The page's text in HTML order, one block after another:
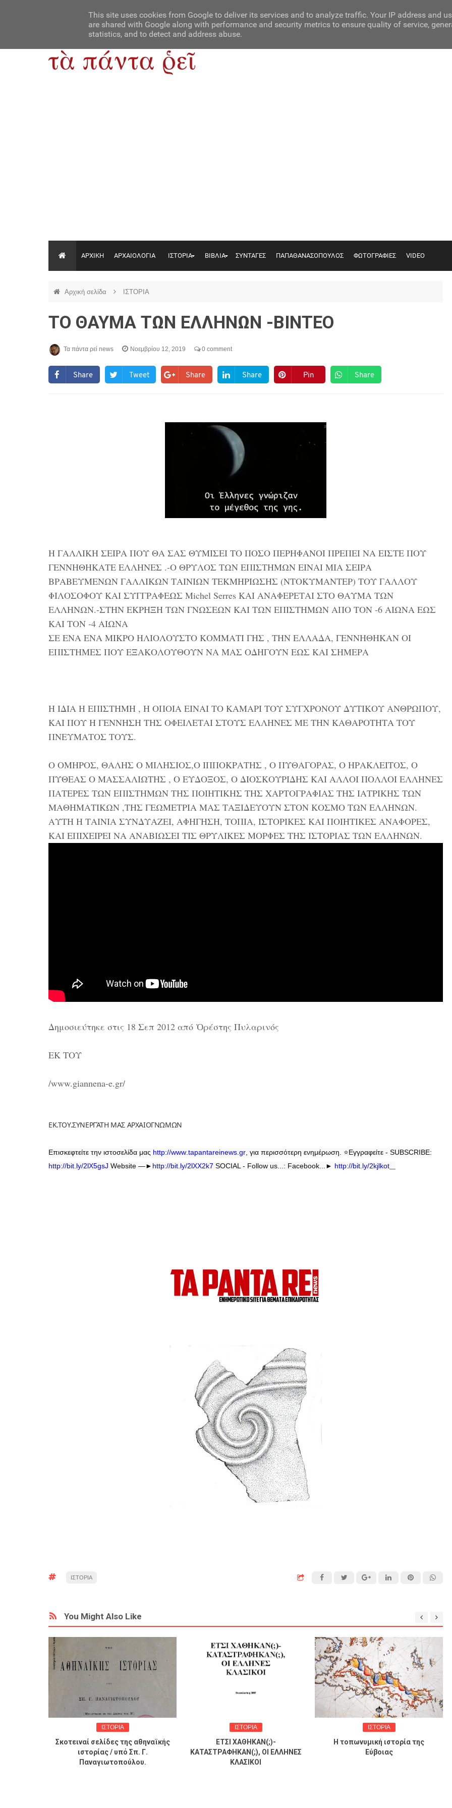
Contact Us About Us
ΑΡΧΙΚΗ ΑΡΧΑΙΟΛΟΓΙΑ ΙΣΤΟΡΙΑ ΒΙΒΛΙΑ ΣΥΝΤΑΓΕΣ ΠΑΠΑΘΑΝΑΣΟΠΟΥΛΟΣ ΦΩΤΟΓΡΑΦΙΕΣ VIDEO
Αρχική σελίδα ΙΣΤΟΡΙΑ
ΤΟ ΘΑΥΜΑ ΤΩΝ ΕΛΛΗΝΩΝ -ΒΙΝΤΕΟ
Τα πάντα ρεί news Νοεμβρίου 12, 2019 0 comment
Share Tweet Share Share Pin Share
Η ΓΑΛΛΙΚΗ ΣΕΙΡΑ ΠΟΥ ΘΑ ΣΑΣ ΘΥΜΙΣΕΙ ΤΟ ΠΟΣΟ ΠΕΡΗΦΑΝΟΙ ΠΡΕΠΕΙ ΝΑ ΕΙΣΤΕ ΠΟΥ
ΓΕΝΝΗΘΗΚΑΤΕ ΕΛΛΗΝΕΣ .-Ο ΘΡΥΛΟΣ ΤΩΝ ΕΠΙΣΤΗΜΩΝ ΕΙΝΑΙ ΜΙΑ ΣΕΙΡΑ
ΒΡΑΒΕΥΜΕΝΩΝ ΓΑΛΛΙΚΩΝ ΤΑΙΝΙΩΝ ΤΕΚΜΗΡΙΩΣΗΣ (ΝΤΟΚΥΜΑΝΤΕΡ) ΤΟΥ ΓΑΛΛΟΥ
ΦΙΛΟΣΟΦΟΥ ΚΑΙ ΣΥΓΓΡΑΦΕΩΣ Michel Serres ΚΑΙ ΑΝΑΦΕΡΕΤΑΙ ΣΤΟ ΘΑΥΜΑ ΤΩΝ
ΕΛΛΗΝΩΝ.-ΣΤΗΝ ΕΚΡΗΞΗ ΤΩΝ ΓΝΩΣΕΩΝ ΚΑΙ ΤΩΝ ΕΠΙΣΤΗΜΩΝ ΑΠΟ ΤΟΝ -6 ΑΙΩΝΑ ΕΩΣ
ΚΑΙ ΤΟΝ -4 ΑΙΩΝΑ
ΣΕ ΕΝΑ ΕΝΑ ΜΙΚΡΟ ΗΛΙΟΛΟΥΣΤΟ ΚΟΜΜΑΤΙ ΓΗΣ , ΤΗΝ ΕΛΛΑΔΑ, ΓΕΝΝΗΘΗΚΑΝ ΟΙ
ΕΠΙΣΤΗΜΕΣ ΠΟΥ ΕΞΑΚΟΛΟΥΘΟΥΝ ΝΑ ΜΑΣ ΟΔΗΓΟΥΝ ΕΩΣ ΚΑΙ ΣΗΜΕΡΑ
Η ΙΔΙΑ Η ΕΠΙΣΤΗΜΗ , Η ΟΠΟΙΑ ΕΙΝΑΙ ΤΟ ΚΑΜΑΡΙ ΤΟΥ ΣΥΓΧΡΟΝΟΥ ΔΥΤΙΚΟΥ ΑΝΘΡΩΠΟΥ,
ΚΑΙ ΠΟΥ Η ΓΕΝΝΗΣΗ ΤΗΣ ΟΦΕΙΛΕΤΑΙ ΣΤΟΥΣ ΕΛΛΗΝΕΣ ΜΕ ΤΗΝ ΚΑΘΑΡΟΤΗΤΑ ΤΟΥ
ΠΝΕΥΜΑΤΟΣ ΤΟΥΣ.
Ο ΟΜΗΡΟΣ, ΘΑΛΗΣ Ο ΜΙΛΗΣΙΟΣ,Ο ΙΠΠΟΚΡΑΤΗΣ , Ο ΠΥΘΑΓΟΡΑΣ, Ο ΗΡΑΚΛΕΙΤΟΣ, Ο
ΠΥΘΕΑΣ Ο ΜΑΣΣΑΛΙΩΤΗΣ , Ο ΕΥΔΟΞΟΣ, Ο ΔΙΟΣΚΟΥΡΙΔΗΣ ΚΑΙ ΑΛΛΟΙ ΠΟΛΛΟΙ ΕΛΛΗΝΕΣ
ΠΑΤΕΡΕΣ ΤΩΝ ΕΠΙΣΤΗΜΩΝ ΤΗΣ ΠΟΙΗΤΙΚΗΣ ΤΗΣ ΧΑΡΤΟΓΡΑΦΙΑΣ ΤΗΣ ΙΑΤΡΙΚΗΣ ΤΩΝ
ΜΑΘΗΜΑΤΙΚΩΝ ,ΤΗΣ ΓΕΩΜΕΤΡΙΑ ΜΑΣ ΤΑΞΙΔΕΥΟΥΝ ΣΤΟΝ ΚΟΣΜΟ ΤΩΝ ΕΛΛΗΝΩΝ.
ΑΥΤΗ Η ΤΑΙΝΙΑ ΣΥΝΔΥΑΖΕΙ, ΑΦΗΓΗΣΗ, ΤΟΠΙΑ, ΙΣΤΟΡΙΚΕΣ ΚΑΙ ΠΟΙΗΤΙΚΕΣ ΑΝΑΦΟΡΕΣ,
ΚΑΙ ΕΠΙΧΕΙΡΕΙ ΝΑ ΑΝΑΒΙΩΣΕΙ ΤΙΣ ΘΡΥΛΙΚΕΣ ΜΟΡΦΕΣ ΤΗΣ ΙΣΤΟΡΙΑΣ ΤΩΝ ΕΛΛΗΝΩΝ.
Δημοσιεύτηκε στις 18 Σεπ 2012 από Ὀρέστης Πυλαρινός
ΕΚ ΤΟΥ
/www.giannena-e.gr/
ΕΚ.ΤΟΥ.ΣΥΝΕΡΓΆΤΗ ΜΑΣ ΑΡΧΑΙΟΓΝΩΜΩΝ
Επισκεφτείτε την ιστοσελίδα μας http://www tapantareinews gr , για περισσότερη ενημέρωση. ⭐Εγγραφείτε - SUBSCRIBE:
http://bit.ly/2lX5gsJ Website —► http://bit.ly/2lXX2k7 SOCIAL - Follow us...: Facebook...► http://bit.ly/2kjlkot
ΙΣΤΟΡΙΑ
You Might Also Like
ΙΣΤΟΡΙΑ
Σκοτειναί σελίδες της αθηναϊκής
ιστορίας / υπό Σπ. Γ.
Παναγιωτοπούλου.
ΙΣΤΟΡΙΑ
ΕΤΣΙ ΧΑΘΗΚΑΝ(;)-
ΚΑΤΑΣΤΡΑΦΗΚΑΝ(;), ΟΙ ΕΛΛΗΝΕΣ
ΚΛΑΣΙΚΟΙ
ΙΣΤΟΡΙΑ
Η τοπωνυμική ιστορία της
Εύβοιας
This site uses cookies from Google to deliver its services and to analyze traffic. Your IP address and
are shared with Google along with performance and security metrics to ensure quality of service,
statistics, and to detect and address abuse.